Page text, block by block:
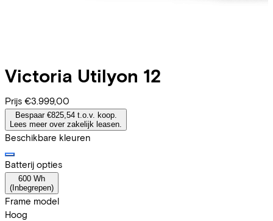
Victoria Utilyon 12
Prijs €3.999,00
Bespaar €825,54 t.o.v. koop.
Lees meer over zakelijk leasen.
Beschikbare kleuren
Batterij opties
600 Wh
( Inbegrepen)
Frame model
Hoog